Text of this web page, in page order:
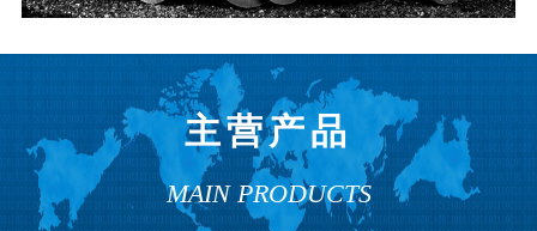
主营产品
MAIN PRODUCTS